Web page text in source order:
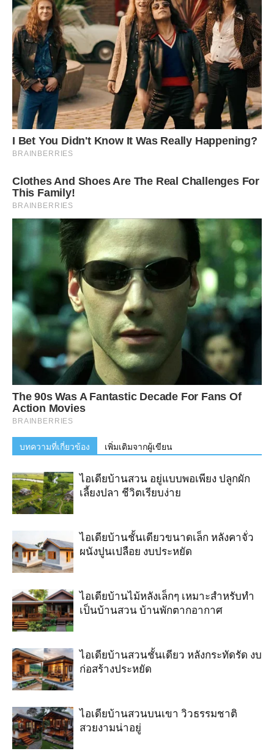
บทความที่เกี่ยวข้อง เพิ่มเติมจากผู้เขียน
ไอเดียบ้านสวน อยู่แบบพอเพียง ปลูกผัก
เลี้ยงปลา ชีวิตเรียบง่าย
ไอเดียบ้านชั้นเดียวขนาดเล็ก หลังคาจั่ว
ผนังปูนเปลือย งบประหยัด
ไอเดียบ้านไม้หลังเล็กๆ เหมาะสำหรับทำ
เป็นบ้านสวน บ้านพักตากอากาศ
ไอเดียบ้านสวนชั้นเดียว หลังกระทัดรัด งบ
ก่อสร้างประหยัด
ไอเดียบ้านสวนบนเขา วิวธรรมชาติ
สวยงามน่าอยู่